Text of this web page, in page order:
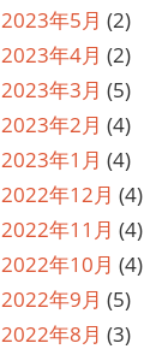
2023年5月 (2)
2023年4月 (2)
2023年3月 (5)
2023年2月 (4)
2023年1月 (4)
2022年12月 (4)
2022年11月 (4)
2022年10月 (4)
2022年9月 (5)
2022年8月 (3)